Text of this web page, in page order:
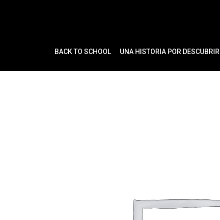
BACK TO SCHOOL UNA HISTORIA POR DESCUBRIR